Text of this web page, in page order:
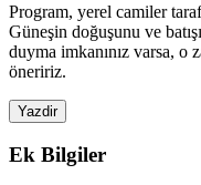
Program, yerel camiler
Güneşin doğuşunu ve
duyma imkanınız varsa, o
öneririz.
Yazdir
Ek Bilgiler